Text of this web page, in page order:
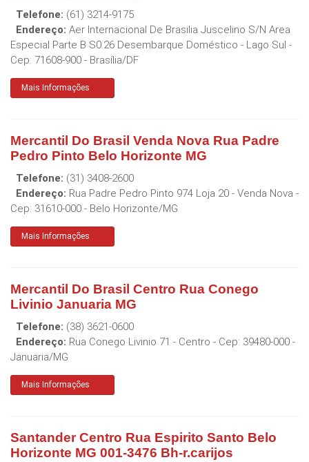
Telefone: (61) 3214-9175
Endereço: Aer Internacional De Brasilia Juscelino S/N Area
Especial Parte B S0.26 Desembarque Doméstico - Lago Sul -
Cep: 71608-900 - Brasília/DF
Mais Informações
Mercantil Do Brasil Venda Nova Rua Padre
Pedro Pinto Belo Horizonte MG
Telefone: (31) 3408-2600
Endereço: Rua Padre Pedro Pinto 974 Loja 20 - Venda Nova -
Cep: 31610-000 - Belo Horizonte/MG
Mais Informações
Mercantil Do Brasil Centro Rua Conego
Livinio Januaria MG
Telefone: (38) 3621-0600
Endereço: Rua Conego Livinio 71 - Centro - Cep: 39480-000 -
Januaria/MG
Mais Informações
Santander Centro Rua Espirito Santo Belo
Horizonte MG 001-3476 Bh-r.carijos